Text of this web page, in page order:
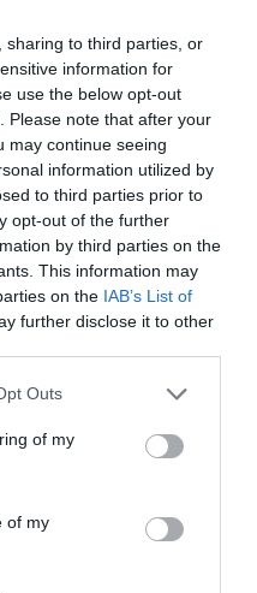
sharing to third parties, or
information for
use the below opt-out
Please note that after your
may continue seeing
information utilized by
to third parties prior to
opt-out of the further
by third parties on the
This information may
on the IAB’s List of
further disclose it to other
Outs
of my
of my
do przodu z
o produktach, artykuły
automatyki — prosto do
aby nie przegapić niczego